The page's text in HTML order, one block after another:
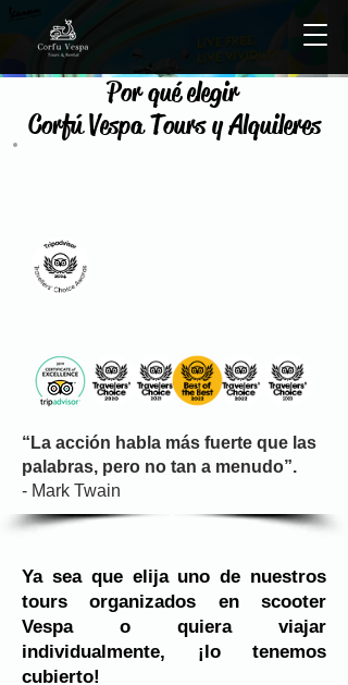
Por qué elegir
Corfú Vespa Tours y Alquileres
“La acción habla más fuerte que las
palabras, pero no tan a menudo”.
- Mark Twain
Ya sea que elija uno de nuestros
tours organizados en scooter
Vespa o quiera viajar
individualmente, ¡lo tenemos
cubierto!